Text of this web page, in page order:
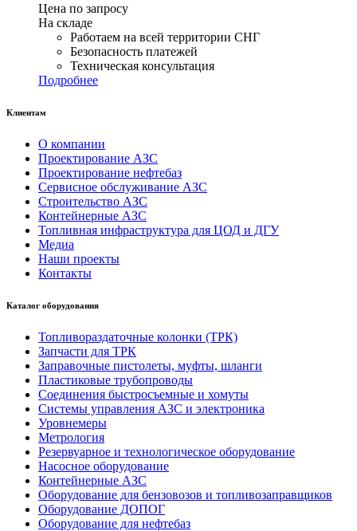
Цена по запросу
На складе
Работаем на всей территории СНГ
Безопасность платежей
Техническая консультация
Подробнее
Клиентам
О компании
Проектирование АЗС
Проектирование нефтебаз
Сервисное обслуживание АЗС
Строительство АЗС
Контейнерные АЗС
Топливная инфраструктура для ЦОД и ДГУ
Медиа
Наши проекты
Контакты
Каталог оборудования
Топливораздаточные колонки (ТРК)
Запчасти для ТРК
Заправочные пистолеты, муфты, шланги
Пластиковые трубопроводы
Соединения быстросъемные и хомуты
Системы управления АЗС и электроника
Уровнемеры
Метрология
Резервуарное и технологическое оборудование
Насосное оборудование
Контейнерные АЗС
Оборудование для бензовозов и топливозаправщиков
Оборудование ДОПОГ
Оборудование для нефтебаз